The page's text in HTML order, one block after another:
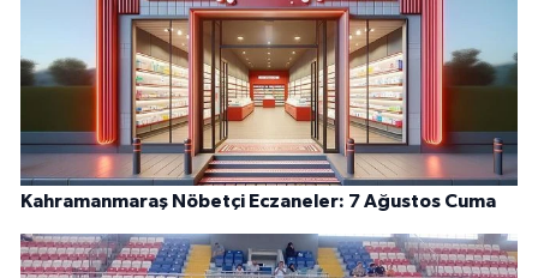
Kahramanmaraş Nöbetçi Eczaneler: 7 Ağustos Cuma